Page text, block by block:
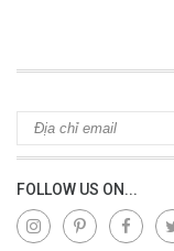
FOLLOW US ON...